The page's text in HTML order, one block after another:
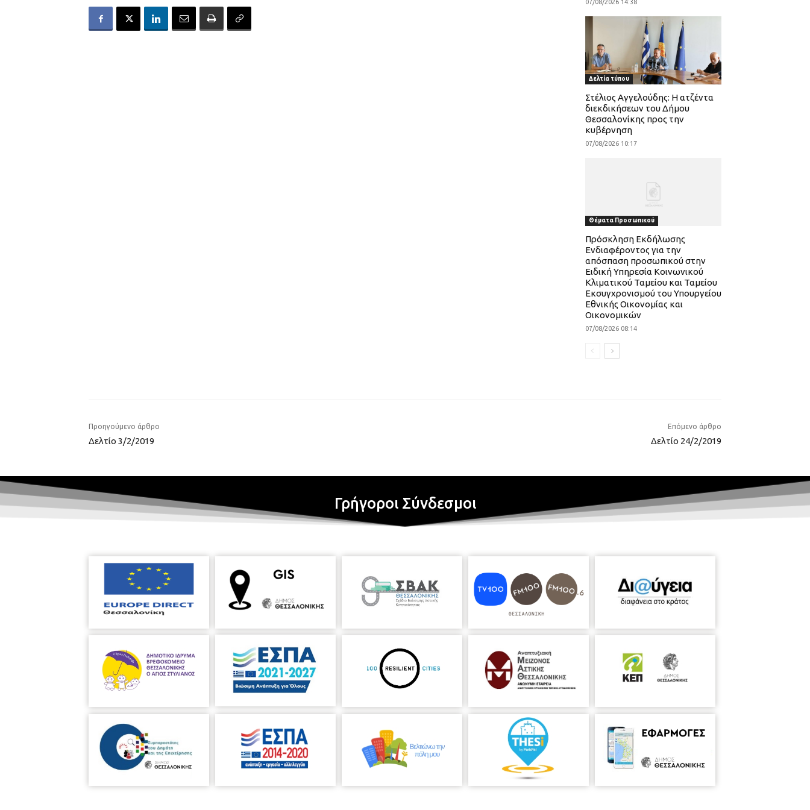
07/08/2026 14:38
Δελτία τύπου
Στέλιος Αγγελούδης: Η ατζέντα
διεκδικήσεων του Δήμου
Θεσσαλονίκης προς την
κυβέρνηση
07/08/2026 10:17
Θέματα Προσωπικού
Πρόσκληση Εκδήλωσης
Ενδιαφέροντος για την
απόσπαση προσωπικού στην
Ειδική Υπηρεσία Κοινωνικού
Κλιματικού Ταμείου και Ταμείου
Εκσυγχρονισμού του Υπουργείου
Εθνικής Οικονομίας και
Οικονομικών
07/08/2026 08:14
Προηγούμενο άρθρο
Δελτίο 3/2/2019
Επόμενο άρθρο
Δελτίο 24/2/2019
Γρήγοροι Σύνδεσμοι